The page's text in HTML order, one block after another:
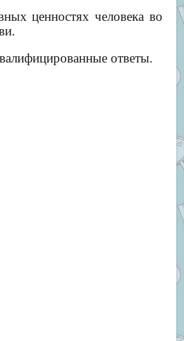
ценностях человека во
ответы.